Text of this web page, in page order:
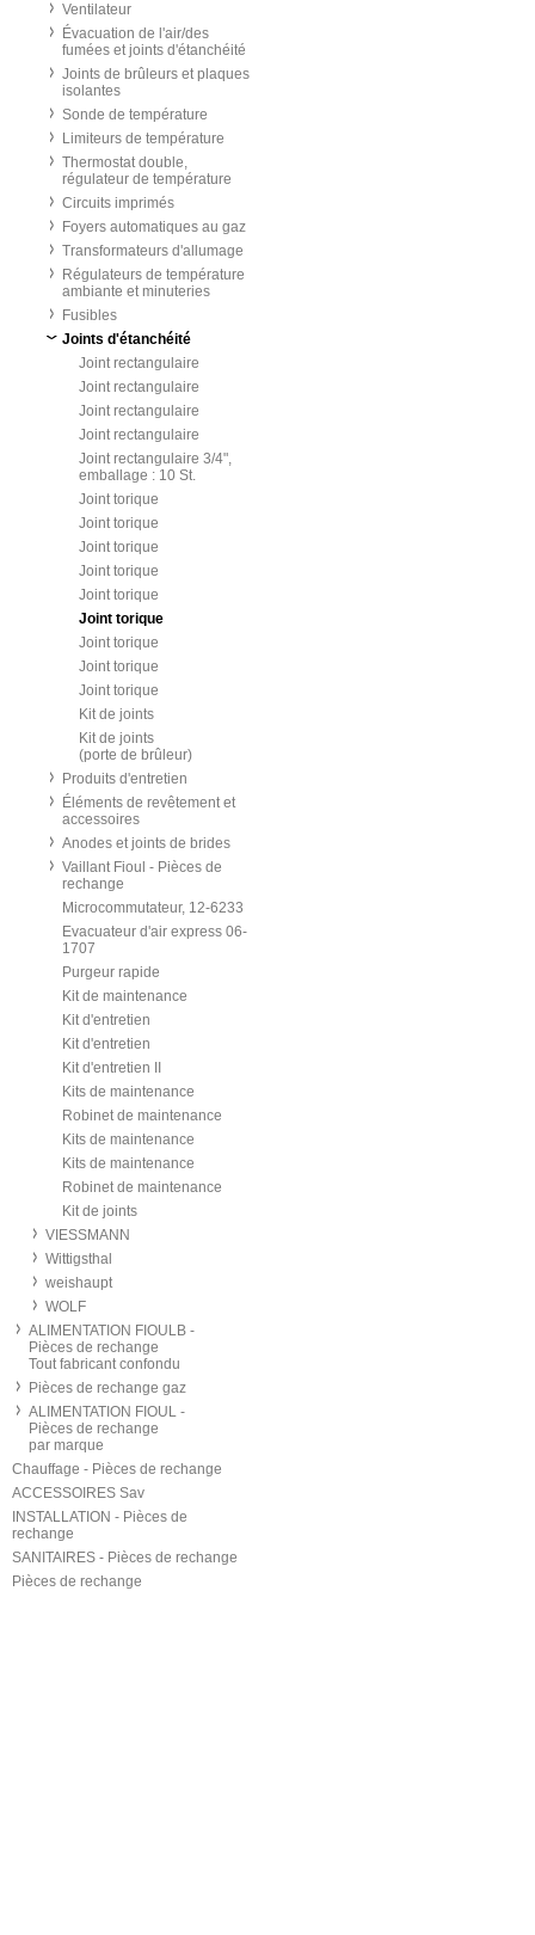
Ventilateur
Évacuation de l'air/des
fumées et joints d'étanchéité
Joints de brûleurs et plaques
isolantes
Sonde de température
Limiteurs de température
Thermostat double,
régulateur de température
Circuits imprimés
Foyers automatiques au gaz
Transformateurs d'allumage
Régulateurs de température
ambiante et minuteries
Fusibles
Joints d'étanchéité
Joint rectangulaire
Joint rectangulaire
Joint rectangulaire
Joint rectangulaire
Joint rectangulaire 3/4",
emballage : 10 St.
Joint torique
Joint torique
Joint torique
Joint torique
Joint torique
Joint torique
Joint torique
Joint torique
Joint torique
Kit de joints
Kit de joints
(porte de brûleur)
Produits d'entretien
Éléments de revêtement et
accessoires
Anodes et joints de brides
Vaillant Fioul - Pièces de
rechange
Microcommutateur, 12-6233
Evacuateur d'air express 06-
1707
Purgeur rapide
Kit de maintenance
Kit d'entretien
Kit d'entretien
Kit d'entretien II
Kits de maintenance
Robinet de maintenance
Kits de maintenance
Kits de maintenance
Robinet de maintenance
Kit de joints
VIESSMANN
Wittigsthal
weishaupt
WOLF
ALIMENTATION FIOULB -
Pièces de rechange
Tout fabricant confondu
Pièces de rechange gaz
ALIMENTATION FIOUL -
Pièces de rechange
par marque
Chauffage - Pièces de rechange
ACCESSOIRES Sav
INSTALLATION - Pièces de
rechange
SANITAIRES - Pièces de rechange
Pièces de rechange